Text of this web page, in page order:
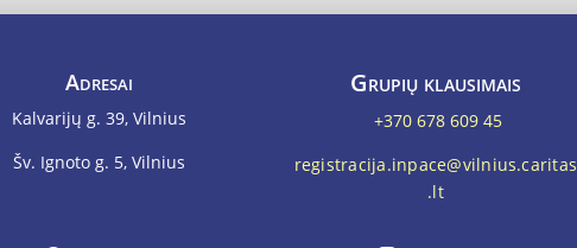
Adresai
Kalvarijų g. 39, Vilnius
Šv. Ignoto g. 5, Vilnius
Grupių klausimais
+370 678 609 45
registracija.inpace@vilnius.caritas
.lt